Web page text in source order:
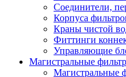
Соединители,
Корпуса
Краны чистой
Фиттинги
Управляющие
Магистральные
Магистральные